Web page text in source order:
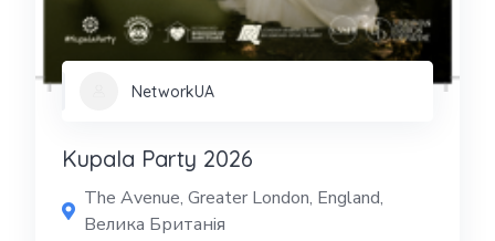
NetworkUA
Kupala Party 2026
The Avenue, Greater London, England,
Велика Британія